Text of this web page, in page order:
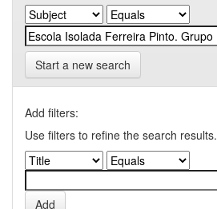
Start a new search
Add filters:
Use filters to refine the search results.